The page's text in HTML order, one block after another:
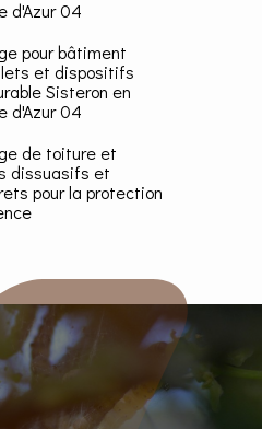
d'Azur 04
pour bâtiment
et dispositifs
Sisteron en
d'Azur 04
de toiture et
dissuasifs et
pour la protection